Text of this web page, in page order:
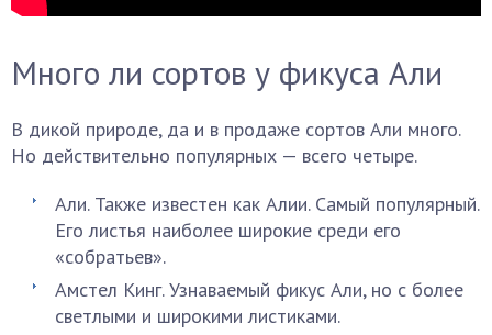
Много ли сортов у фикуса Али
В дикой природе, да и в продаже сортов Али много.
Но действительно популярных — всего четыре.
Али. Также известен как Алии. Самый популярный.
Его листья наиболее широкие среди его
«собратьев».
Амстел Кинг. Узнаваемый фикус Али, но с более
светлыми и широкими листиками.